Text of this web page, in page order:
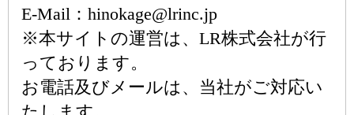
E-Mail：hinokage@lrinc.jp
※本サイトの運営は、LR株式会社が行
っております。
お電話及びメールは、当社がご対応い